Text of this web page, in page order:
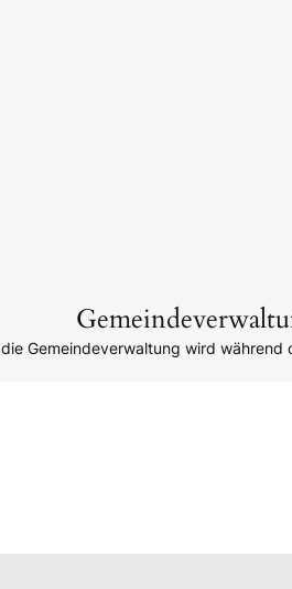
die Gemeindeverwaltung wird